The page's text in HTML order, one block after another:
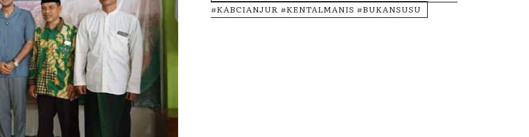
#KABCIANJUR #KENTALMANIS #BUKANSUSU